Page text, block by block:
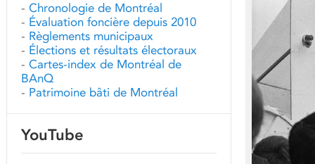
- Chronologie de Montréal
- Évaluation foncière depuis 2010
- Règlements municipaux
- Élections et résultats électoraux
- Cartes-index de Montréal de
BAnQ
- Patrimoine bâti de Montréal
YouTube